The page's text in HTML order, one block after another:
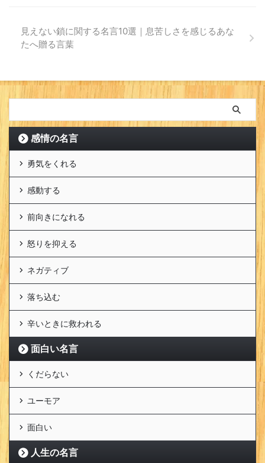
見えない鎖に関する名言10選｜息苦しさを感じるあな
たへ贈る言葉
感情の名言
勇気をくれる
感動する
前向きになれる
怒りを抑える
ネガティブ
落ち込む
辛いときに救われる
面白い名言
くだらない
ユーモア
面白い
人生の名言